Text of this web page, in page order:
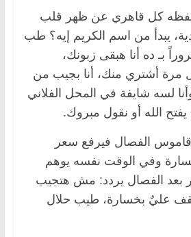
كل قاهري عن ظهر قلب
يبدأ من اسم الكريم إيه؟ طب
بـ ده أنا هبقى زبونك،
مرة أشتري منك، أنا بجيب من
لسه شايفة في المحل الفلاني
يفتح الله أو نقول مبروك.
قاموس الفصال فيرفع سعر
وفي الوقت نفسه يوهم
بعد الفصال يردد: مش هتجيب
عليٌ بخسارة، طيب حلال